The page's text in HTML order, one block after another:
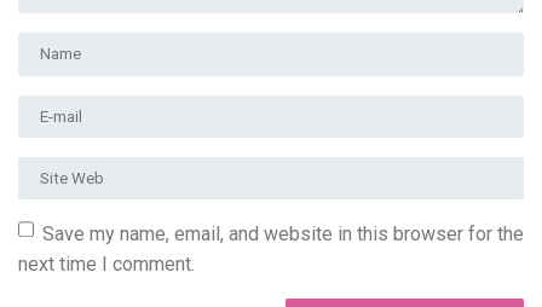
Prénom et nom
Adresse e-mail
Site Web
Save my name, email, and website in this browser for the
next time I comment.